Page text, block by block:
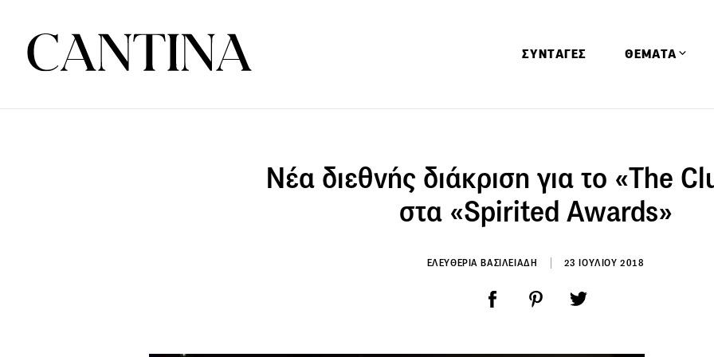
ΣΥΝΤΑΓΕΣ ΘΕΜΑΤΑ
Αφιερώματα
Ειδήσεις
Έρευνες
Παιδί
Νέα διεθνής διάκριση για το «The
στα «Spirited Awards»
ΕΛΕΥΘΕΡΙΑ ΒΑΣΙΛΕΙΑΔΗ 23 ΙΟΥΛΙΟΥ 2018